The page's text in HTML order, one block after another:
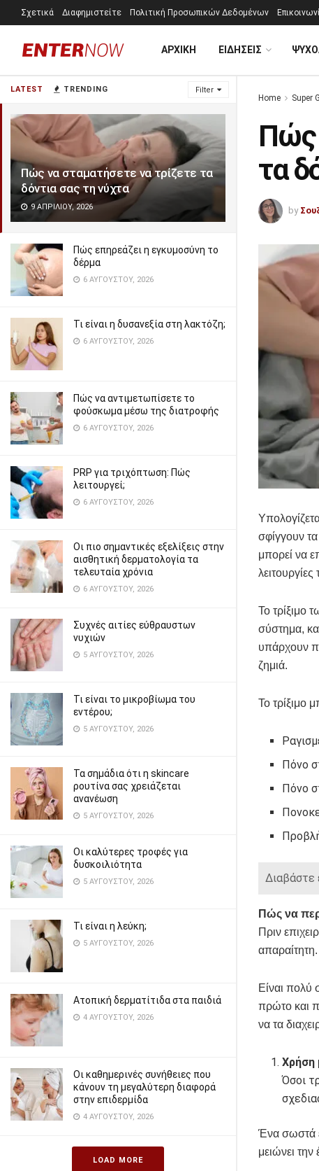
LATEST TRENDING Filter
Πώς να σταματήσετε να τρίζετε τα
δόντια σας τη νύχτα
9 ΑΠΡΙΛΊΟΥ, 2026
Πώς επηρεάζει η εγκυμοσύνη το
δέρμα
6 ΑΥΓΟΎΣΤΟΥ, 2026
Τι είναι η δυσανεξία στη λακτόζη;
6 ΑΥΓΟΎΣΤΟΥ, 2026
Πώς να αντιμετωπίσετε το
φούσκωμα μέσω της διατροφής
6 ΑΥΓΟΎΣΤΟΥ, 2026
PRP για τριχόπτωση: Πώς
λειτουργεί;
6 ΑΥΓΟΎΣΤΟΥ, 2026
Οι πιο σημαντικές εξελίξεις στην
αισθητική δερματολογία τα
τελευταία χρόνια
6 ΑΥΓΟΎΣΤΟΥ, 2026
Συχνές αιτίες εύθραυστων
νυχιών
5 ΑΥΓΟΎΣΤΟΥ, 2026
Τι είναι το μικροβίωμα του
εντέρου;
5 ΑΥΓΟΎΣΤΟΥ, 2026
Τα σημάδια ότι η skincare
ρουτίνα σας χρειάζεται
ανανέωση
5 ΑΥΓΟΎΣΤΟΥ, 2026
Οι καλύτερες τροφές για
δυσκοιλιότητα
5 ΑΥΓΟΎΣΤΟΥ, 2026
Τι είναι η λεύκη;
5 ΑΥΓΟΎΣΤΟΥ, 2026
Ατοπική δερματίτιδα στα παιδιά
4 ΑΥΓΟΎΣΤΟΥ, 2026
Οι καθημερινές συνήθειες που
κάνουν τη μεγαλύτερη διαφορά
στην επιδερμίδα
4 ΑΥΓΟΎΣΤΟΥ, 2026
LOAD MORE
Σχετικά Διαφημιστείτε Πολιτική Προσωπικών Δεδομένων
ΑΡΧΙΚΗ ΕΙΔΗΣΕΙΣ
Home Super
Πώς
τα
by
σφίγγουν
μπορεί να
Το τρίξιμο
σύστημα,
υπάρχουν
ζημιά.
Το τρίξιμο
Πόνο
Πόνο
Διαβάστε
Πώς να
Πριν
απαραίτητη.
Είναι πολύ
πρώτο και
να τα
Χρήση
Όσοι
Ένα σωστά
μειώνει